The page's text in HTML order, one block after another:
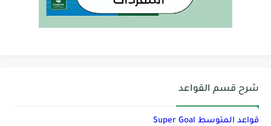
شرح قسم القواعد
قواعد المتوسط Super Goal